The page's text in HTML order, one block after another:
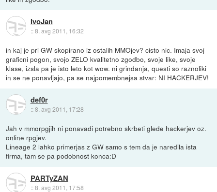
IvoJan
::8. avg 2011, 16:32
in kaj je pri GW skopirano iz ostalih MMOjev? cisto nic. Imaja svoj
graficni pogon, svojo ZELO kvalitetno zgodbo, svoje like, svoje
klase, izsla pa je isto leto kot wow. ni grindanja, questi so raznoliki
in se ne ponavljajo, pa se najpomembnejsa stvar: NI HACKERJEV!
def0r
::8. avg 2011, 17:28
Jah v mmorpgjih ni ponavadi potrebno skrbeti glede hackerjev oz.
online rpgjev.
Lineage 2 lahko primerjas z GW samo s tem da je naredila ista
firma, tam se pa podobnost konca:D
PARTyZAN
::8. avg 2011, 17:58